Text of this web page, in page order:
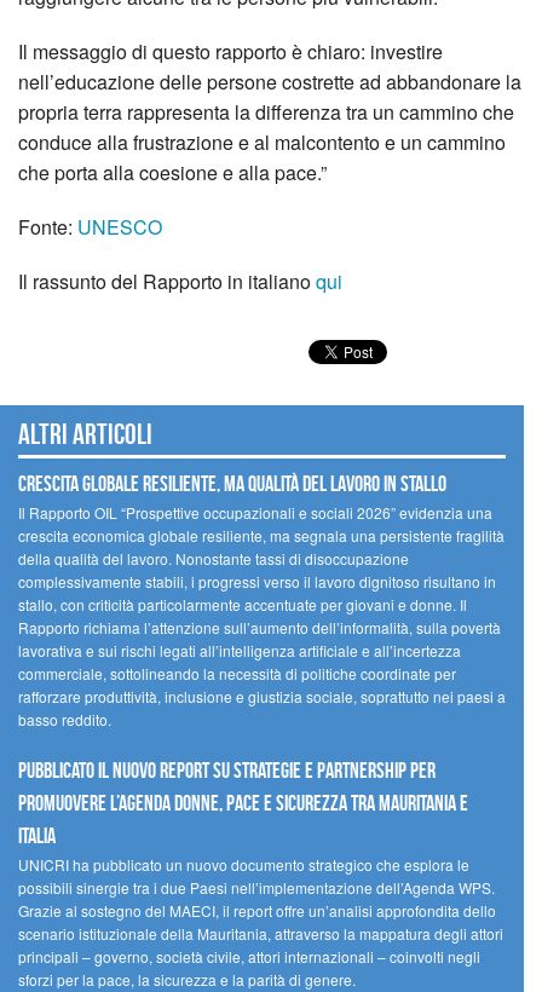
Il messaggio di questo rapporto è chiaro: investire
nell’educazione delle persone costrette ad abbandonare la
propria terra rappresenta la differenza tra un cammino che
conduce alla frustrazione e al malcontento e un cammino
che porta alla coesione e alla pace.”
Fonte: UNESCO
Il rassunto del Rapporto in italianoqui
Altri articoli
Crescita globale resiliente, ma qualità del lavoro in stallo
Il Rapporto OIL “Prospettive occupazionali e sociali 2026” evidenzia una
crescita economica globale resiliente, ma segnala una persistente fragilità
della qualità del lavoro. Nonostante tassi di disoccupazione
complessivamente stabili, i progressi verso il lavoro dignitoso risultano in
stallo, con criticità particolarmente accentuate per giovani e donne. Il
Rapporto richiama l’attenzione sull’aumento dell’informalità, sulla povertà
lavorativa e sui rischi legati all’intelligenza artificiale e all’incertezza
commerciale, sottolineando la necessità di politiche coordinate per
rafforzare produttività, inclusione e giustizia sociale, soprattutto nei paesi a
basso reddito.
Pubblicato il nuovo report su strategie e partnership per
promuovere l’Agenda Donne, Pace e Sicurezza tra Mauritania e
Italia
UNICRI ha pubblicato un nuovo documento strategico che esplora le
possibili sinergie tra i due Paesi nell’implementazione dell’Agenda WPS.
Grazie al sostegno del MAECI, il report offre un’analisi approfondita dello
scenario istituzionale della Mauritania, attraverso la mappatura degli attori
principali – governo, società civile, attori internazionali – coinvolti negli
sforzi per la pace, la sicurezza e la parità di genere.